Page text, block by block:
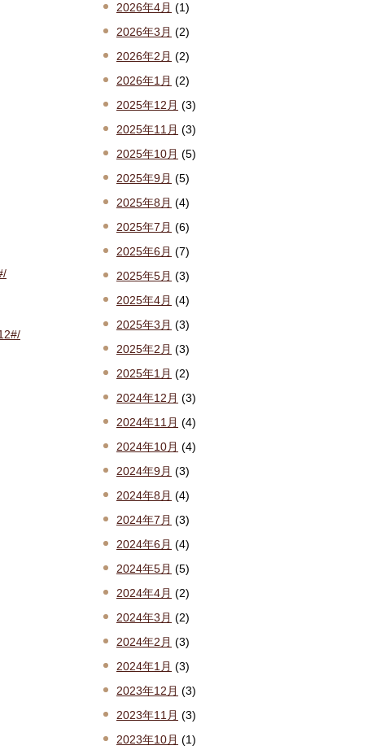
2026年4月 (1)
2026年3月 (2)
2026年2月 (2)
2026年1月 (2)
2025年12月 (3)
2025年11月 (3)
2025年10月 (5)
2025年9月 (5)
2025年8月 (4)
2025年7月 (6)
2025年6月 (7)
2025年5月 (3)
2025年4月 (4)
2025年3月 (3)
2025年2月 (3)
2025年1月 (2)
2024年12月 (3)
2024年11月 (4)
2024年10月 (4)
2024年9月 (3)
2024年8月 (4)
2024年7月 (3)
2024年6月 (4)
2024年5月 (5)
2024年4月 (2)
2024年3月 (2)
2024年2月 (3)
2024年1月 (3)
2023年12月 (3)
2023年11月 (3)
2023年10月 (1)